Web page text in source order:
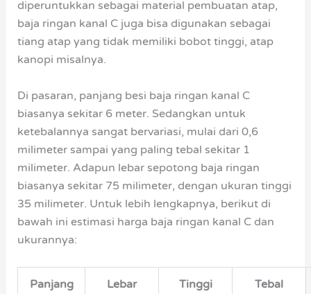
diperuntukkan sebagai material pembuatan atap,
baja ringan kanal C juga bisa digunakan sebagai
tiang atap yang tidak memiliki bobot tinggi, atap
kanopi misalnya.
Di pasaran, panjang besi baja ringan kanal C
biasanya sekitar 6 meter. Sedangkan untuk
ketebalannya sangat bervariasi, mulai dari 0,6
milimeter sampai yang paling tebal sekitar 1
milimeter. Adapun lebar sepotong baja ringan
biasanya sekitar 75 milimeter, dengan ukuran tinggi
35 milimeter. Untuk lebih lengkapnya, berikut di
bawah ini estimasi harga baja ringan kanal C dan
ukurannya:
Panjang Lebar Tinggi Tebal